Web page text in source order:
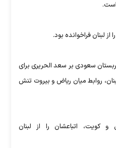
است.
لبنان فراخوانده بود.
سعودی بر سعد الحریری برای
روابط میان ریاض و بیروت تنش
و کویت، اتباعشان را از لبنان